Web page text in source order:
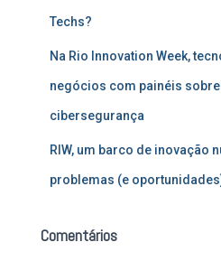
Techs?
Na Rio Innovation Week,
negócios com painéis
cibersegurança
RIW, um barco de inovação
problemas (e
Comentários